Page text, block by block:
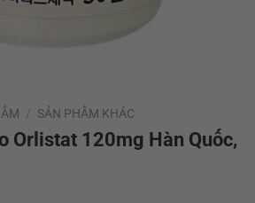
/ SẢN PHẨM KHÁC
Orlistat 120mg Hàn Quốc,